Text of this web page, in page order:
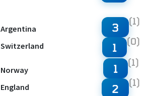
Argentina
Switzerland
3 (1)
1 (0)
Norway
England
1 (1)
2 (1)